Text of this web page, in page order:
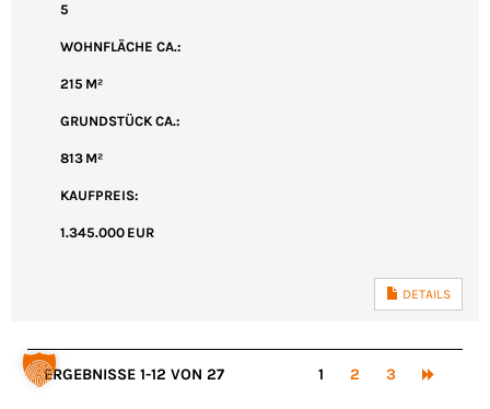
5
WOHNFLÄCHE CA.:
215 M²
GRUND­STÜCK CA.:
813 M²
KAUFPREIS:
1.345.000 EUR
DETAILS
ERGEBNISSE 1-12 VON 27 1 2 3